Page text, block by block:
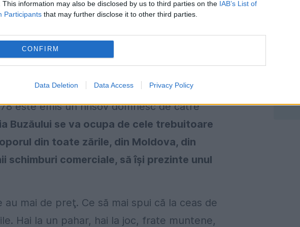
This information may also be disclosed by us to third parties on the IAB’s List of
Participants that may further disclose it to other third parties.
CONFIRM
Data Deletion Data Access Privacy Policy
se oficial,www.dragaicabuzau.ro, profesionist
este emis un hrisov domnesc de către
Buzăului se va ocupa de cele trebuitoare
din toate zările, din Moldova, din
schimburi comerciale, să îşi prezinte unul
mai de preţ. Ce să mai spui că la ceas de
Hai la un pahar, hai la joc, frate muntene,